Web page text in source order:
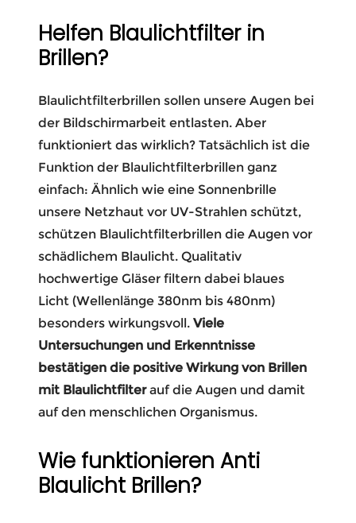
Helfen Blaulichtfilter in
Brillen?
Blaulichtfilterbrillen sollen unsere Augen bei
der Bildschirmarbeit entlasten. Aber
funktioniert das wirklich? Tatsächlich ist die
Funktion der Blaulichtfilterbrillen ganz
einfach: Ähnlich wie eine Sonnenbrille
unsere Netzhaut vor UV-Strahlen schützt,
schützen Blaulichtfilterbrillen die Augen vor
schädlichem Blaulicht. Qualitativ
hochwertige Gläser filtern dabei blaues
Licht (Wellenlänge 380nm bis 480nm)
besonders wirkungsvoll. Viele
Untersuchungen und Erkenntnisse
bestätigen die positive Wirkung von Brillen
mit Blaulichtfilterauf die Augen und damit
auf den menschlichen Organismus.
Wie funktionieren Anti
Blaulicht Brillen?